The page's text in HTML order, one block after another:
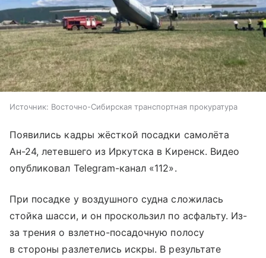
Источник: Восточно-Сибирская транспортная прокуратура
Появились кадры жёсткой посадки самолёта
Ан-24, летевшего из Иркутска в Киренск. Видео
опубликовал Telegram-канал «112».
При посадке у воздушного судна сложилась
стойка шасси, и он проскользил по асфальту. Из-
за трения о взлетно-посадочную полосу
в стороны разлетелись искры. В результате